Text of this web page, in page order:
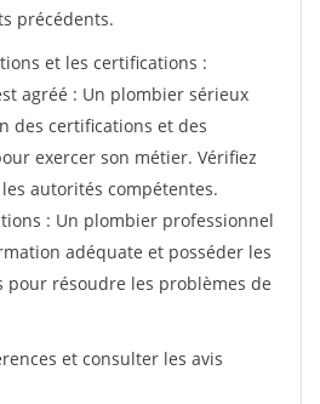
précédents.
et les certifications :
agréé : Un plombier sérieux
des certifications et des
exercer son métier. Vérifiez
autorités compétentes.
: Un plombier professionnel
adéquate et posséder les
pour résoudre les problèmes de
et consulter les avis